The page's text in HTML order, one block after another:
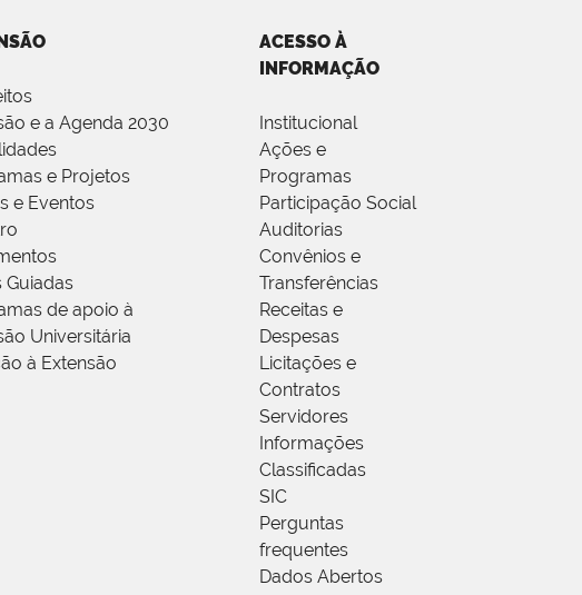
e a Agenda 2030
e Projetos
e Eventos
Guiadas
de apoio à
Universitária
à Extensão
ACESSO À
INFORMAÇÃO
Institucional
Ações e
Programas
Participação Social
Auditorias
Convênios e
Transferências
Receitas e
Despesas
Licitações e
Contratos
Servidores
Informações
Classificadas
SIC
Perguntas
frequentes
Dados Abertos